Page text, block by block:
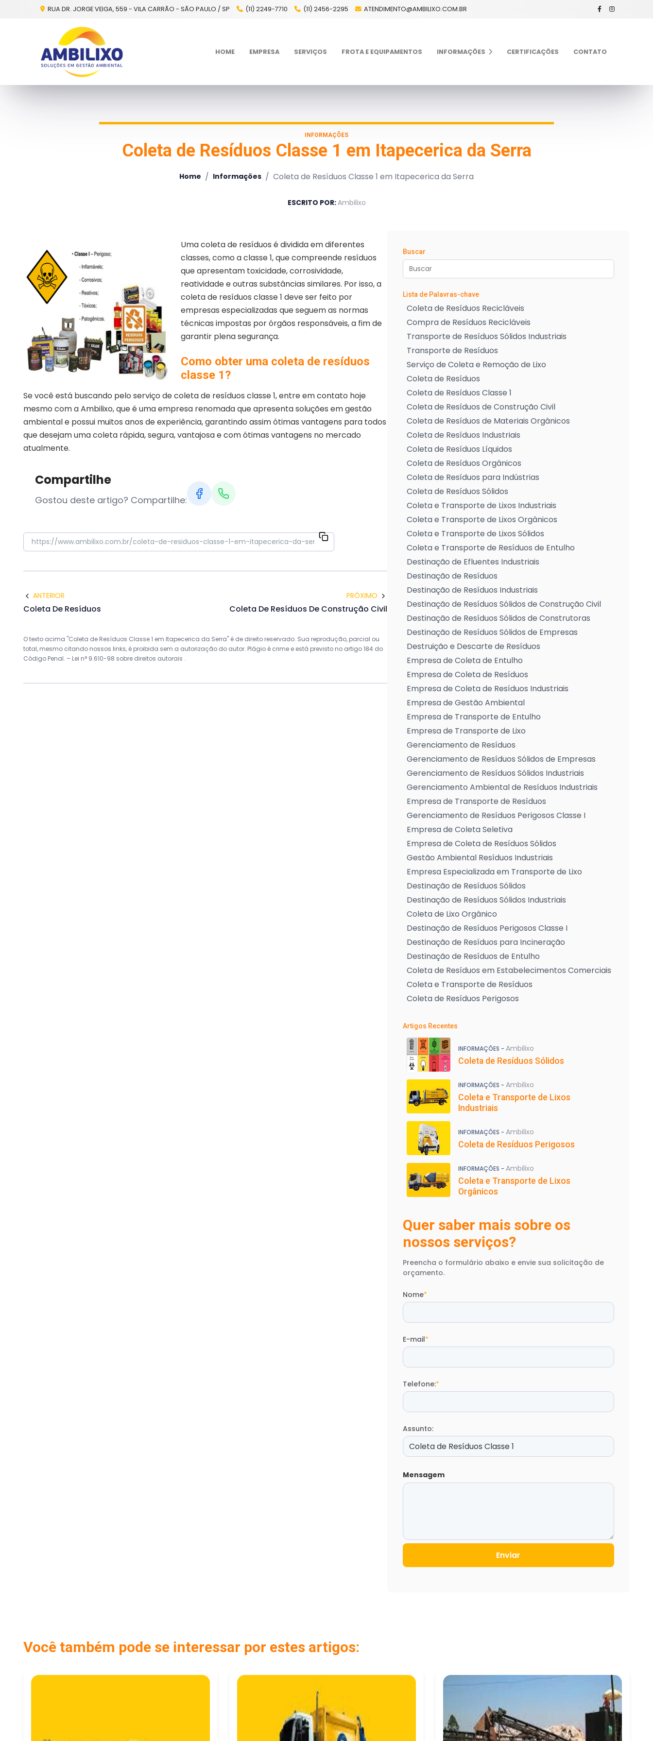
RUA DR. JORGE VEIGA, 559 - VILA CARRÃO - SÃO PAULO / SP (11) 2249-7710 (11) 2456-2295 ATENDIMENTO@AMBILIXO.COM.BR
HOME EMPRESA SERVIÇOS FROTA E EQUIPAMENTOS INFORMAÇÕES CERTIFICAÇÕES CONTATO
INFORMAÇÕES
Coleta de Resíduos Classe 1 em Itapecerica da Serra
Home / Informações / Coleta de Resíduos Classe 1 em Itapecerica da Serra
ESCRITO POR:Ambilixo
Uma coleta de resíduos é dividida em diferentes
classes, como a classe 1, que compreende resíduos
que apresentam toxicidade, corrosividade,
reatividade e outras substâncias similares. Por isso, a
coleta de resíduos classe 1 deve ser feito por
empresas especializadas que seguem as normas
técnicas impostas por órgãos responsáveis, a fim de
garantir plena segurança.
Como obter uma coleta de resíduos
classe 1?
Se você está buscando pelo serviço de coleta de resíduos classe 1, entre em contato hoje
mesmo com a Ambilixo, que é uma empresa renomada que apresenta soluções em gestão
ambiental e possui muitos anos de experiência, garantindo assim ótimas vantagens para todos
que desejam uma coleta rápida, segura, vantajosa e com ótimas vantagens no mercado
atualmente.
Compartilhe
Gostou deste artigo? Compartilhe:
ANTERIOR
Coleta De Resíduos
PRÓXIMO
Coleta De Resíduos De Construção Civil
O texto acima "Coleta de Resíduos Classe 1 em Itapecerica da Serra" é de direito reservado. Sua reprodução, parcial ou
total, mesmo citando nossos links, é proibida sem a autorização do autor. Plágio é crime e está previsto no artigo 184 do
Código Penal. – Lei n° 9.610-98 sobre direitos autorais .
Buscar
Lista de Palavras-chave
Coleta de Resíduos Recicláveis
Compra de Resíduos Recicláveis
Transporte de Resíduos Sólidos Industriais
Transporte de Resíduos
Serviço de Coleta e Remoção de Lixo
Coleta de Resíduos
Coleta de Resíduos Classe 1
Coleta de Resíduos de Construção Civil
Coleta de Resíduos de Materiais Orgânicos
Coleta de Resíduos Industriais
Coleta de Resíduos Líquidos
Coleta de Resíduos Orgânicos
Coleta de Resíduos para Indústrias
Coleta de Resíduos Sólidos
Coleta e Transporte de Lixos Industriais
Coleta e Transporte de Lixos Orgânicos
Coleta e Transporte de Lixos Sólidos
Coleta e Transporte de Resíduos de Entulho
Destinação de Efluentes Industriais
Destinação de Resíduos
Destinação de Resíduos Industriais
Destinação de Resíduos Sólidos de Construção Civil
Destinação de Resíduos Sólidos de Construtoras
Destinação de Resíduos Sólidos de Empresas
Destruição e Descarte de Resíduos
Empresa de Coleta de Entulho
Empresa de Coleta de Resíduos
Empresa de Coleta de Resíduos Industriais
Empresa de Gestão Ambiental
Empresa de Transporte de Entulho
Empresa de Transporte de Lixo
Gerenciamento de Resíduos
Gerenciamento de Resíduos Sólidos de Empresas
Gerenciamento de Resíduos Sólidos Industriais
Gerenciamento Ambiental de Resíduos Industriais
Empresa de Transporte de Resíduos
Gerenciamento de Resíduos Perigosos Classe I
Empresa de Coleta Seletiva
Empresa de Coleta de Resíduos Sólidos
Gestão Ambiental Resíduos Industriais
Empresa Especializada em Transporte de Lixo
Destinação de Resíduos Sólidos
Destinação de Resíduos Sólidos Industriais
Coleta de Lixo Orgânico
Destinação de Resíduos Perigosos Classe I
Destinação de Resíduos para Incineração
Destinação de Resíduos de Entulho
Coleta de Resíduos em Estabelecimentos Comerciais
Coleta e Transporte de Resíduos
Coleta de Resíduos Perigosos
Artigos Recentes
INFORMAÇÕES - Ambilixo
Coleta de Resíduos Sólidos
INFORMAÇÕES - Ambilixo
Coleta e Transporte de Lixos
Industriais
INFORMAÇÕES - Ambilixo
Coleta de Resíduos Perigosos
INFORMAÇÕES - Ambilixo
Coleta e Transporte de Lixos
Orgânicos
Quer saber mais sobre os
nossos serviços?
Preencha o formulário abaixo e envie sua solicitação de
orçamento.
Nome*
E-mail*
Telefone:*
Assunto:
Mensagem
Enviar
Você também pode se interessar por estes artigos: